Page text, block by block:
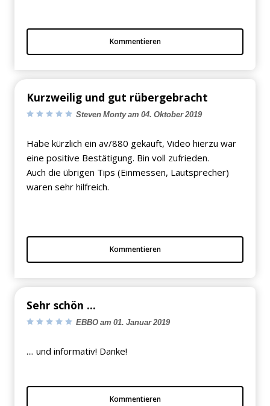
Kommentieren
Kurzweilig und gut rübergebracht
Steven Monty am 04. Oktober 2019
Habe kürzlich ein av/880 gekauft, Video hierzu war
eine positive Bestätigung. Bin voll zufrieden.
Auch die übrigen Tips (Einmessen, Lautsprecher)
waren sehr hilfreich.
Kommentieren
Sehr schön ...
EBBO am 01. Januar 2019
.... und informativ! Danke!
Kommentieren